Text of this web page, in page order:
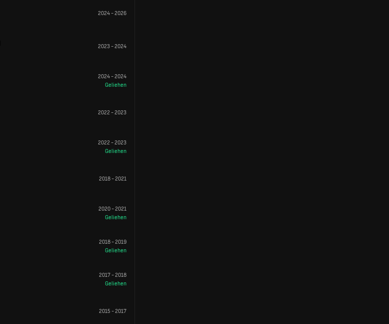
2024-2026
2023-2024
2024-2024
Geliehen
2022-2023
2022-2023
Geliehen
2018-2021
2020-2021
Geliehen
2018-2019
Geliehen
2017-2018
Geliehen
2015 -2017